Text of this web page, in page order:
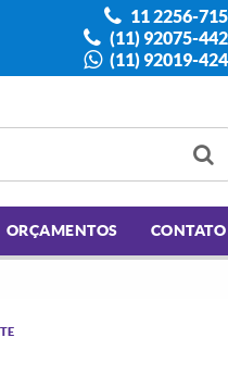
11 2256-
(11) 92075-
(11) 92019-
ORÇAMENTOS CONTATO